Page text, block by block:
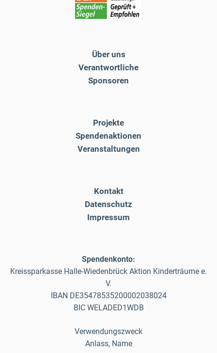
Über uns
Verantwortliche
Sponsoren
Projekte
Spendenaktionen
Veranstaltungen
Kontakt
Datenschutz
Impressum
Spendenkonto:
Kreissparkasse Halle-Wiedenbrück Aktion Kinderträume e.
V.
IBAN DE35478535200002038024
BIC WELADED1WDB
Verwendungszweck
Anlass, Name